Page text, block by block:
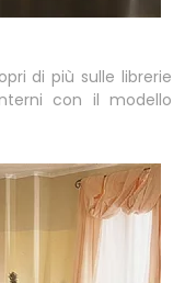
di più sulle librerie
con il modello